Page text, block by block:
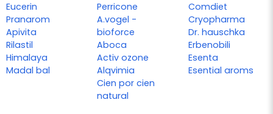
Eucerin
Pranarom
Apivita
Rilastil
Himalaya
Madal bal
Perricone
A.vogel -
bioforce
Aboca
Activ ozone
Alqvimia
Cien por cien
natural
Comdiet
Cryopharma
Dr. hauschka
Erbenobili
Esenta
Esential aroms